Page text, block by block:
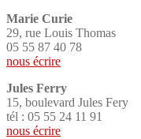
Marie Curie
29, rue Louis Thomas
05 55 87 40 78
nous écrire
Jules Ferry
15, boulevard Jules Fery
tél : 05 55 24 11 91
nous écrire